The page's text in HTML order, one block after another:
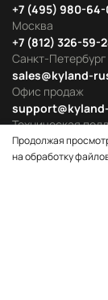
Москва
+7 (495) 980-
Офис продаж
sales@kyland-
Санкт-Петербург
+7 (812) 326-59-
Техническая
Продолжая
на обработку